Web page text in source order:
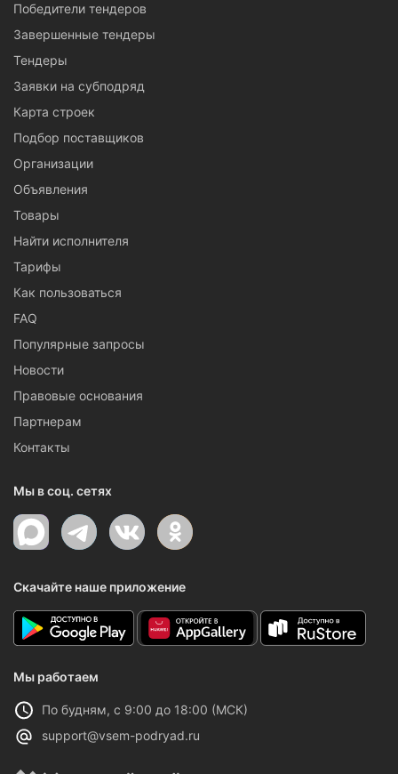
Победители тендеров
Завершенные тендеры
Тендеры
Заявки на субподряд
Карта строек
Подбор поставщиков
Организации
Объявления
Товары
Найти исполнителя
Тарифы
Как пользоваться
FAQ
Популярные запросы
Новости
Правовые основания
Партнерам
Контакты
Мы в соц. сетях
Скачайте наше приложение
Мы работаем
По будням, с 9:00 до 18:00 (МСК)
support@vsem-podryad.ru